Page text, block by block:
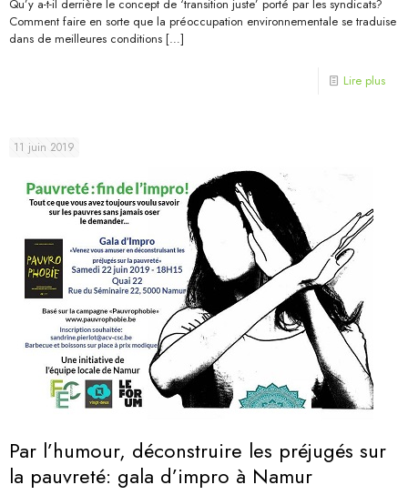
Qu’y a-t-il derrière le concept de ‘transition juste’ porté par les syndicats?
Comment faire en sorte que la préoccupation environnementale se traduise
dans de meilleures conditions […]
Lire plus
11 juin 2019
Par l’humour, déconstruire les préjugés sur
la pauvreté: gala d’impro à Namur